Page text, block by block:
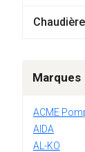
Marques
ACME
AIDA
AL-KO